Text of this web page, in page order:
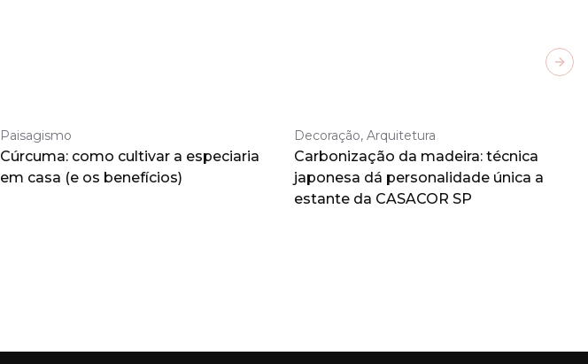
Paisagismo
Cúrcuma: como cultivar a especiaria
em casa (e os benefícios)
Decoração, Arquitetura
Carbonização da madeira: técnica
japonesa dá personalidade única a
estante da CASACOR SP